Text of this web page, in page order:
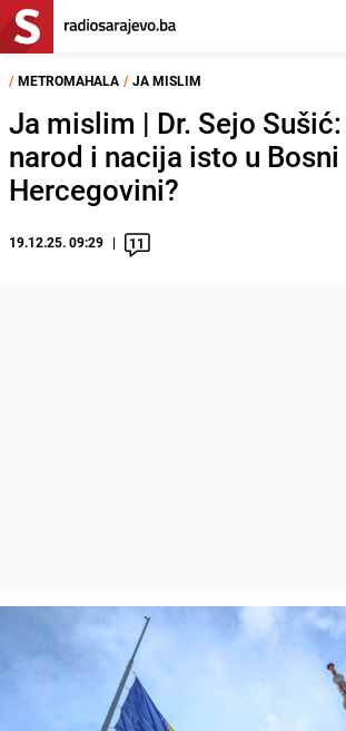
/ METROMAHALA / JA MISLIM
Ja mislim | Dr. Sejo
narod i nacija isto u Bosni
Hercegovini?
19.12.25. 09:29 11